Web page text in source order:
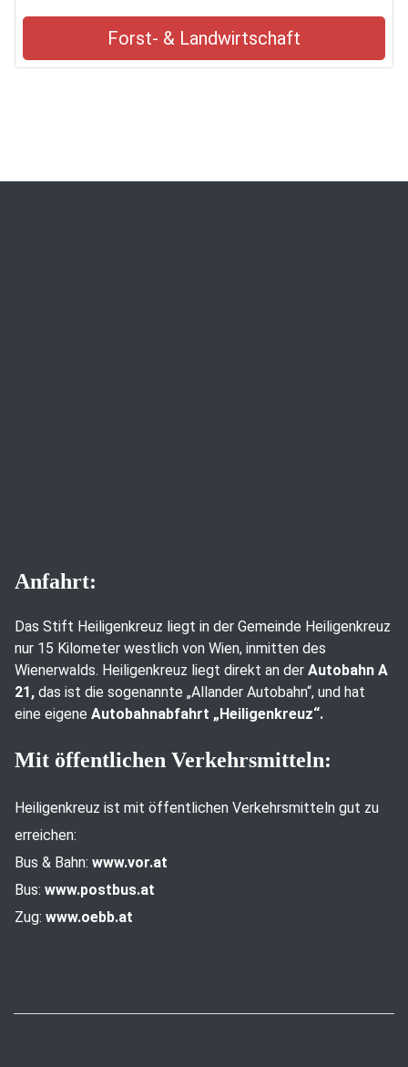
Forst- & Landwirtschaft
Anfahrt:
Das Stift Heiligenkreuz liegt in der Gemeinde Heiligenkreuz
nur 15 Kilometer westlich von Wien, inmitten des
Wienerwalds. Heiligenkreuz liegt direkt an der Autobahn A
21, das ist die sogenannte „Allander Autobahn“, und hat
eine eigene Autobahnabfahrt „Heiligenkreuz“.
Mit öffentlichen Verkehrsmitteln:
Heiligenkreuz ist mit öffentlichen Verkehrsmitteln gut zu
erreichen:
Bus & Bahn: www.vor.at
Bus: www.postbus.at
Zug: www.oebb.at